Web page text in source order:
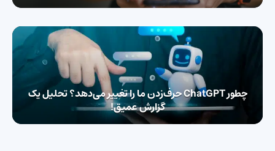
چطور ChatGPT حرف‌زدن ما را تغییر می‌دهد؟ تحلیل یک
گزارش عمیق!